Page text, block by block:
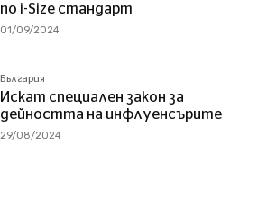
по i-Size стандарт
01/09/2024
България
Искат специален закон за
дейността на инфлуенсърите
29/08/2024